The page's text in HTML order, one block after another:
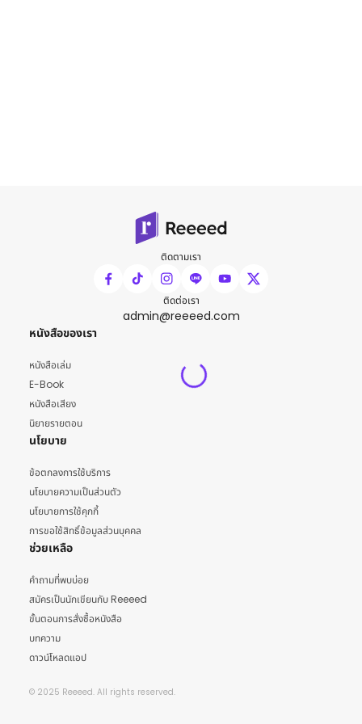
ติดตามเรา
ติดต่อเรา
admin@reeeed.com
หนังสือของเรา
หนังสือเล่ม
E-Book
หนังสือเสียง
นิยายรายตอน
นโยบาย
ข้อตกลงการใช้บริการ
นโยบายความเป็นส่วนตัว
นโยบายการใช้คุกกี้
การขอใช้สิทธิ์ข้อมูลส่วนบุคคล
ช่วยเหลือ
คำถามที่พบบ่อย
สมัครเป็นนักเขียนกับ Reeeed
ขั้นตอนการสั่งซื้อหนังสือ
บทความ
ดาวน์โหลดแอป
© 2025 Reeeed. All rights reserved.